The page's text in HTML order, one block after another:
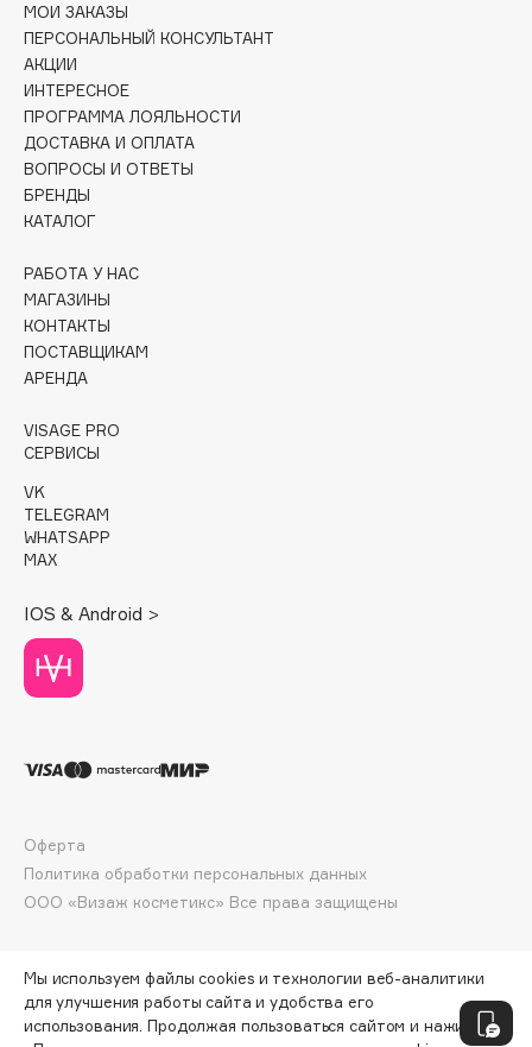
Consly
Corimo
CosRX
Crescina
Cunzite
Curaprox
D
DARLING*
Davines
Deonica
Dessange
Dolce & Gabbana
Dolomit
DP Daily Perfection
Dr.Ceuracle
Dr.Jart+
МОИ ЗАКАЗЫ
ПЕРСОНАЛЬНЫЙ КОНСУЛЬТАНТ
АКЦИИ
ИНТЕРЕСНОЕ
ПРОГРАММА ЛОЯЛЬНОСТИ
ДОСТАВКА И ОПЛАТА
ВОПРОСЫ И ОТВЕТЫ
БРЕНДЫ
КАТАЛОГ
РАБОТА У НАС
МАГАЗИНЫ
КОНТАКТЫ
ПОСТАВЩИКАМ
АРЕНДА
VISAGE PRO
СЕРВИСЫ
VK
TELEGRAM
WHATSAPP
MAX
IOS & Android >
ООО «Визаж косметикс» Все права защищены
Оферта
Политика обработки персональных данных
Мы используем файлы cookies и технологии веб-аналитики
для улучшения работы сайта и удобства его
использования. Продолжая пользоваться сайтом и нажимая